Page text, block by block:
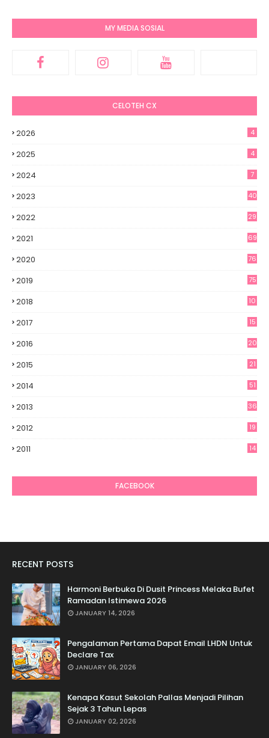
MY MEDIA SOSIAL
CELOTEH CX
2026 4
2025 4
2024 7
2023 40
2022 29
2021 69
2020 76
2019 75
2018 10
2017 15
2016 20
2015 21
2014 51
2013 36
2012
19
2011
14
FACEBOOK
RECENT POSTS
Harmoni Berbuka Di Dusit Princess Melaka Bufet
Ramadan Istimewa 2026
JANUARY 14, 2026
Pengalaman Pertama Dapat Email LHDN Untuk
Declare Tax
JANUARY 06, 2026
Kenapa Kasut Sekolah Pallas Menjadi Pilihan
Sejak 3 Tahun Lepas
JANUARY 02, 2026